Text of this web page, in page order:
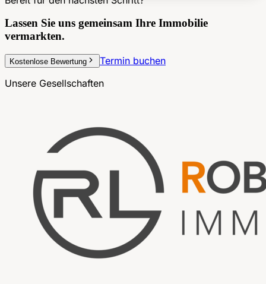
Lassen Sie uns gemeinsam Ihre Immobilie
vermarkten.
Kostenlose Bewertung
Termin buchen
Unsere Gesellschaften